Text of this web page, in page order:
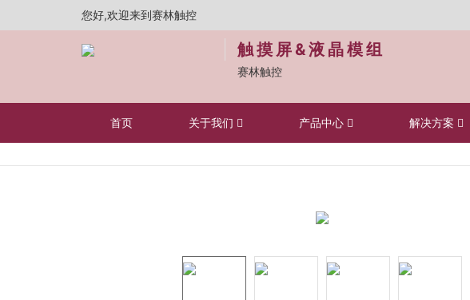
您好,欢迎来到赛林触控
触摸屏&液晶模组
赛林触控
首页 关于我们 产品中心 解决方案